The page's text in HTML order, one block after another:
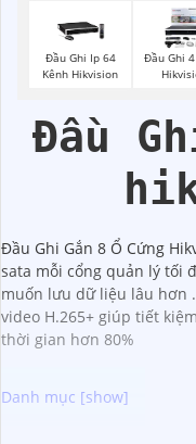
Đầu Ghi Ip 64
Kênh Hikvision
Đầu Ghi
Đầu
Đầu Ghi Gắn 8 Ổ Cứng
sata mỗi cổng quản lý tối
muốn lưu dữ liệu lâu hơn
video H.265+ giúp tiết
thời gian hơn 80%